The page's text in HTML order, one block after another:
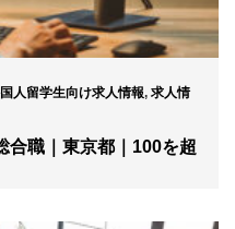
人留学生向け求人情報, 求人情
合職｜東京都｜100を超